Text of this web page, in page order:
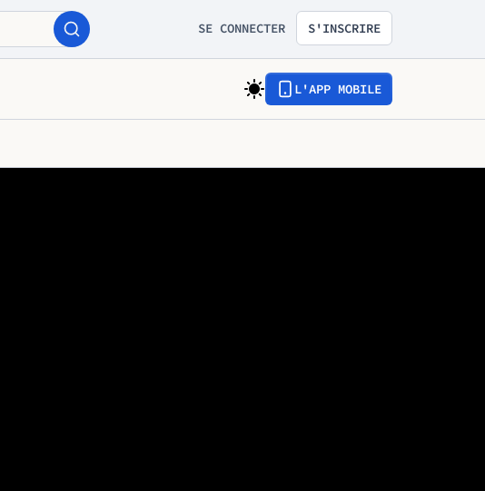
SE CONNECTER S'INSCRIRE
L'APP MOBILE